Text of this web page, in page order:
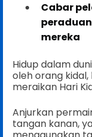
Cabar
mereka
Hidup dalam
oleh orang
meraikan Hari
Anjurkan
tangan kanan,